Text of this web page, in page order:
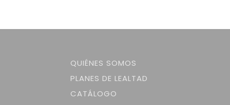
QUIÉNES SOMOS
PLANES DE LEALTAD
CATÁLOGO